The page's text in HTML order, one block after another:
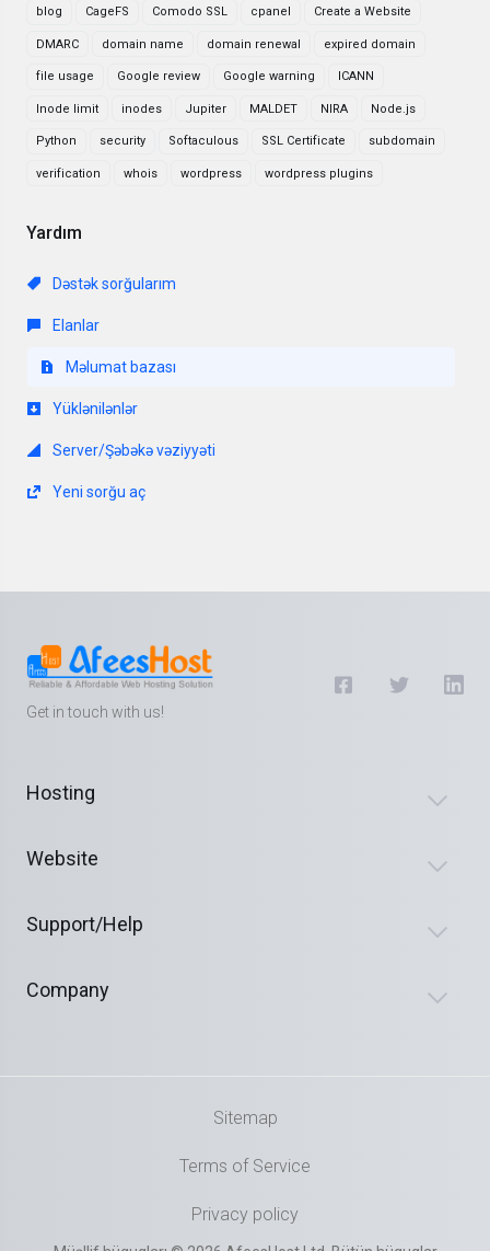
blog CageFS Comodo SSL cpanel Create a Website
DMARC domain name domain renewal expired domain
file usage Google review Google warning ICANN
Inode limit inodes Jupiter MALDET NIRA Node.js
Python security Softaculous SSL Certificate subdomain
verification whois wordpress wordpress plugins
Yardım
Dəstək sorğularım
Elanlar
Məlumat bazası
Yüklənilənlər
Server/Şəbəkə vəziyyəti
Yeni sorğu aç
Get in touch with us!
Hosting
Website
Support/Help
Company
Sitemap
Terms of Service
Privacy policy